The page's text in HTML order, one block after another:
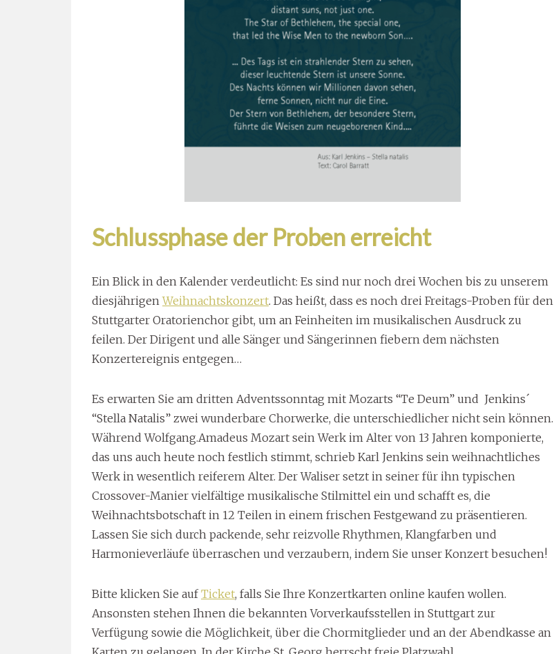
Schlussphase der Proben erreicht
Ein Blick in den Kalender verdeutlicht: Es sind nur noch drei Wochen bis zu unserem
diesjährigenWeihnachtskonzert. Das heißt, dass es noch drei Freitags-Proben für den
Stuttgarter Oratorienchor gibt, um an Feinheiten im musikalischen Ausdruck zu
feilen. Der Dirigent und alle Sänger und Sängerinnen fiebern dem nächsten
Konzertereignis entgegen…
Es erwarten Sie am dritten Adventssonntag mit Mozarts “Te Deum” und Jenkins´
“Stella Natalis” zwei wunderbare Chorwerke, die unterschiedlicher nicht sein können.
Während Wolfgang.Amadeus Mozart sein Werk im Alter von 13 Jahren komponierte,
das uns auch heute noch festlich stimmt, schrieb Karl Jenkins sein weihnachtliches
Werk in wesentlich reiferem Alter. Der Waliser setzt in seiner für ihn typischen
Crossover-Manier vielfältige musikalische Stilmittel ein und schafft es, die
Weihnachtsbotschaft in 12 Teilen in einem frischen Festgewand zu präsentieren.
Lassen Sie sich durch packende, sehr reizvolle Rhythmen, Klangfarben und
Harmonieverläufe überraschen und verzaubern, indem Sie unser Konzert besuchen!
Bitte klicken Sie aufTicket, falls Sie Ihre Konzertkarten online kaufen wollen.
Ansonsten stehen Ihnen die bekannten Vorverkaufsstellen in Stuttgart zur
Verfügung sowie die Möglichkeit, über die Chormitglieder und an der Abendkasse an